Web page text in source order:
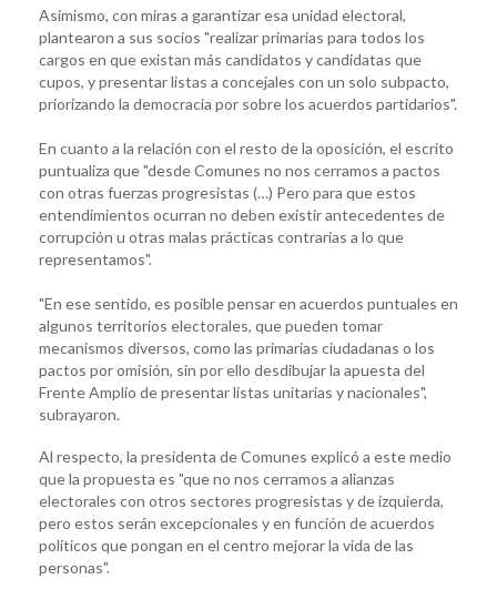
Asimismo, con miras a garantizar esa unidad electoral,
plantearon a sus socios "realizar primarias para todos los
cargos en que existan más candidatos y candidatas que
cupos, y presentar listas a concejales con un solo subpacto,
priorizando la democracia por sobre los acuerdos partidarios".
En cuanto a la relación con el resto de la oposición, el escrito
puntualiza que "desde Comunes no nos cerramos a pactos
con otras fuerzas progresistas (…) Pero para que estos
entendimientos ocurran no deben existir antecedentes de
corrupción u otras malas prácticas contrarias a lo que
representamos".
"En ese sentido, es posible pensar en acuerdos puntuales en
algunos territorios electorales, que pueden tomar
mecanismos diversos, como las primarias ciudadanas o los
pactos por omisión, sin por ello desdibujar la apuesta del
Frente Amplio de presentar listas unitarias y nacionales",
subrayaron.
Al respecto, la presidenta de Comunes explicó a este medio
que la propuesta es "que no nos cerramos a alianzas
electorales con otros sectores progresistas y de izquierda,
pero estos serán excepcionales y en función de acuerdos
políticos que pongan en el centro mejorar la vida de las
personas".